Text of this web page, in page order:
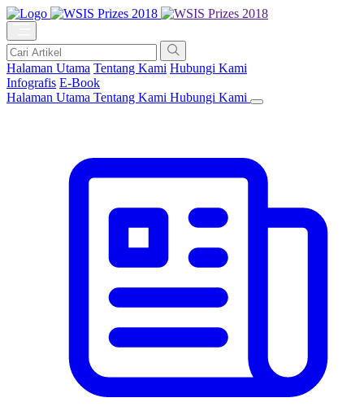
Halaman Utama Tentang Kami Hubungi Kami
Infografis E-Book
Halaman Utama Tentang Kami Hubungi Kami